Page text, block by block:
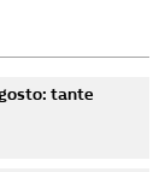
tante